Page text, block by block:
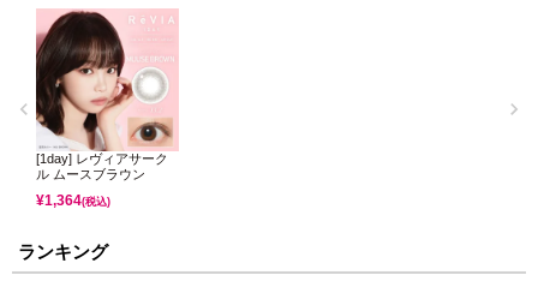
[1day] レヴィアサーク
ル ムースブラウン
¥1,364(税込)
ランキング